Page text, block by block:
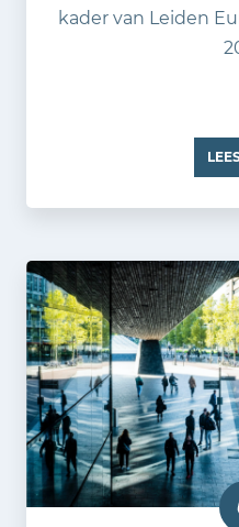
kader van Leiden